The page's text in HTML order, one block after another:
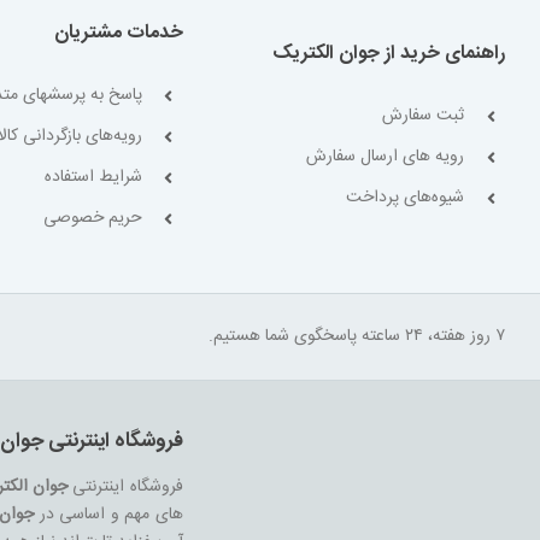
Accessories - Arduino
Accessories - Raspberry Pi
Development Boards &
Kits - ARM 110
Development Boards &
Kits - MSP430
Kits - Other
راهنمای خرید از جوان الکتریک
ثبت سفارش
رویه های ارسال سفارش
شیوه‌های پرداخت
خدمات مشتریان
پاسخ به پرسشهای
رویه‌های بازگردانی
شرایط استفاده
حریم خصوصی
۷ روز هفته، ۲۴ ساعته پاسخگوی شما هستیم.
فروشگاه اینترنتی
فروشگاه اینترنتیجوان
های مهم و اساسی در